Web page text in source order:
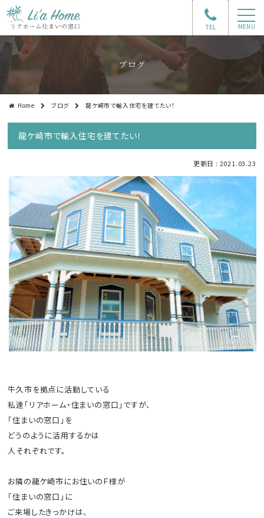
MENU
TEL
ブログ
Home ブログ 龍ケ崎市で輸入住宅を建てたい！
龍ケ崎市で輸入住宅を建てたい！
更新日 : 2021.03.23
牛久市を拠点に活動している
私達「リアホーム・住まいの窓口」ですが、
「住まいの窓口」を
どうのように活用するかは
人それぞれです。
お隣の龍ケ崎市にお住いのＦ様が
「住まいの窓口」に
ご来場したきっかけは、